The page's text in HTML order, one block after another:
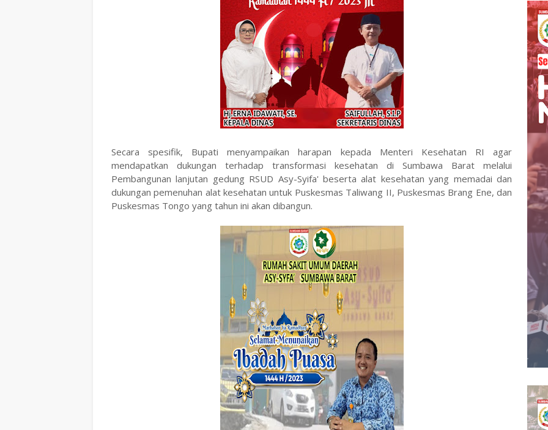
Secara spesifik, Bupati menyampaikan harapan kepada Menteri Kesehatan RI agar
mendapatkan dukungan terhadap transformasi kesehatan di Sumbawa Barat melalui
Pembangunan lanjutan gedung RSUD Asy-Syifa' beserta alat kesehatan yang memadai dan
dukungan pemenuhan alat kesehatan untuk Puskesmas Taliwang II, Puskesmas Brang Ene, dan
Puskesmas Tongo yang tahun ini akan dibangun.